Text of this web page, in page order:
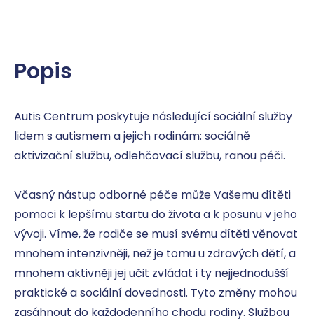
Popis
Autis Centrum poskytuje následující sociální služby
lidem s autismem a jejich rodinám: sociálně
aktivizační službu, odlehčovací službu, ranou péči.
Včasný nástup odborné péče může Vašemu dítěti
pomoci k lepšímu startu do života a k posunu v jeho
vývoji. Víme, že rodiče se musí svému dítěti věnovat
mnohem intenzivněji, než je tomu u zdravých dětí, a
mnohem aktivněji jej učit zvládat i ty nejjednodušší
praktické a sociální dovednosti. Tyto změny mohou
zasáhnout do každodenního chodu rodiny. Službou